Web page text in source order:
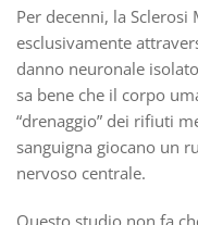
Per decenni, la
esclusivamente
danno neuronale
sa bene che il corpo
“drenaggio” dei rifiuti
sanguigna giocano un
nervoso centrale.
Questo studio non fa